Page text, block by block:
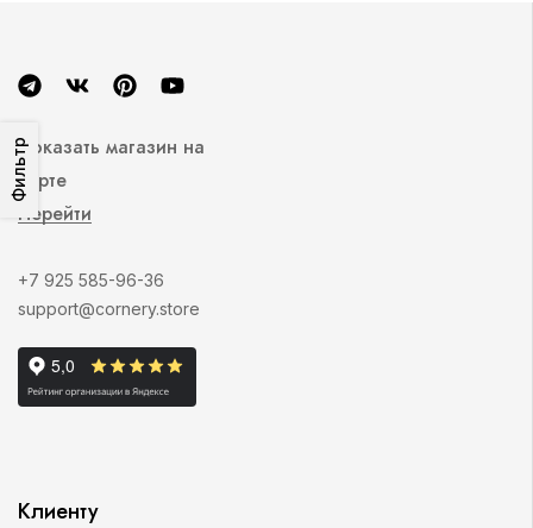
ФильтрПоказать магазин на
карте
Перейти
+7 925 585-96-36
support@cornery.store
Клиенту